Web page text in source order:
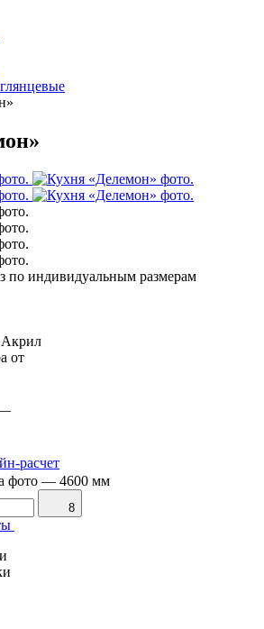
по индивидуальным размерам
Акрил
от
расчет
фото — 4600 мм
8